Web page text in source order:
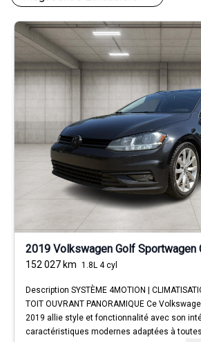
2019 Volkswagen Golf Sportwagen
152 027km 1.8L 4 cyl
Description SYSTÈME 4MOTION |
TOIT OUVRANT PANORAMIQUE Ce
2019 allie style et fonctionnalité avec son
caractéristiques modernes adaptées à